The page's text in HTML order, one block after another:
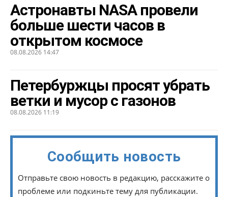
Астронавты NASA провели
больше шести часов в
открытом космосе
08.08.2026 14:47
Петербуржцы просят убрать
ветки и мусор с газонов
08.08.2026 11:19
Сообщить новость
Отправьте свою новость в редакцию, расскажите о
проблеме или подкиньте тему для публикации.